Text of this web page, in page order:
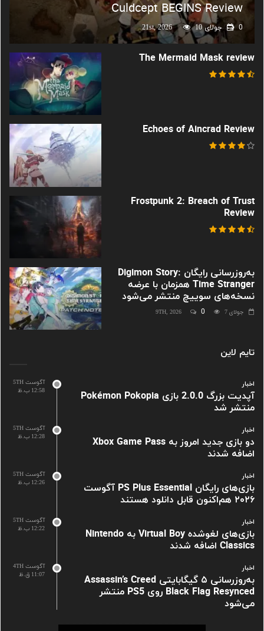
Culdcept BEGINS Review
جولای 21st, 202610 0
The Mermaid Mask review
Echoes of Aincrad Review
Frostpunk 2: Breach of Trust
Review
به‌روزرسانی رایگان Digimon Story:
Time Stranger همزمان با عرضه
نسخه‌های سوییچ منتشر می‌شود
جولای 9TH, 2026 0 7
تایم لاین
آگوست 5TH
12:58 ب.ظ
اخبار
آپدیت بزرگ 2.0.0 بازی Pokémon Pokopia
منتشر شد
آگوست 5TH
12:28 ب.ظ
اخبار
دو بازی جدید امروز به Xbox Game Pass
اضافه شدند
آگوست 5TH
12:26 ب.ظ
اخبار
بازی‌های رایگان PS Plus Essential آگوست
۲۰۲۶ هم‌اکنون قابل دانلود هستند
آگوست 5TH
12:22 ب.ظ
اخبار
بازی‌های لغوشده Virtual Boy به Nintendo
Classics اضافه شدند
آگوست 4TH
11:07 ق.ظ
اخبار
به‌روزرسانی ۵ گیگابایتی Assassin’s Creed
Black Flag Resynced روی PS5 منتشر
می‌شود